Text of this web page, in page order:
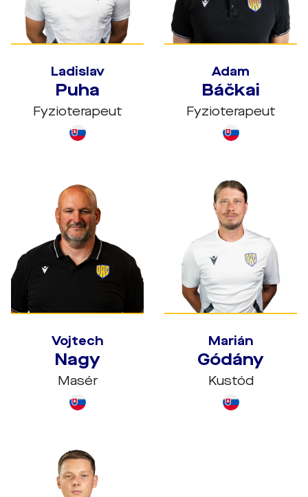
Ladislav
Puha
Fyzioterapeut
Adam
Báčkai
Fyzioterapeut
Vojtech
Nagy
Masér
Marián
Gódány
Kustód